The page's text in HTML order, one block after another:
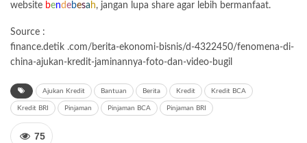
website bendebesa h, jangan lupa share agar lebih bermanfaat.
Source :
finance.detik .com/berita-ekonomi-bisnis/d-4322450/fenomena-di-
china-ajukan-kredit-jaminannya-foto-dan-video-bugil
Ajukan Kredit Bantuan Berita Kredit Kredit BCA
Kredit BRI Pinjaman Pinjaman BCA Pinjaman BRI
75